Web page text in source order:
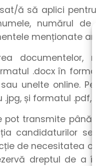
ă să aplici
, numărul de
menționate
documentelor,
.docx în
unelte online.
.jpg, și formatul .pdf,
pot transmite până
candidaturilor
de necesitatea
dreptul de a